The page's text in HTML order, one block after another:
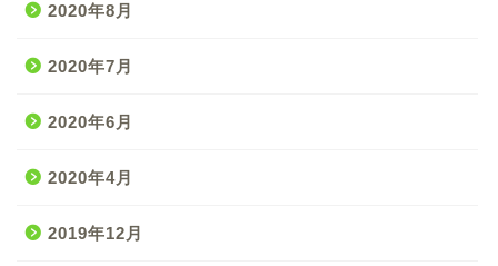
2020年8月
2020年7月
2020年6月
2020年4月
2019年12月